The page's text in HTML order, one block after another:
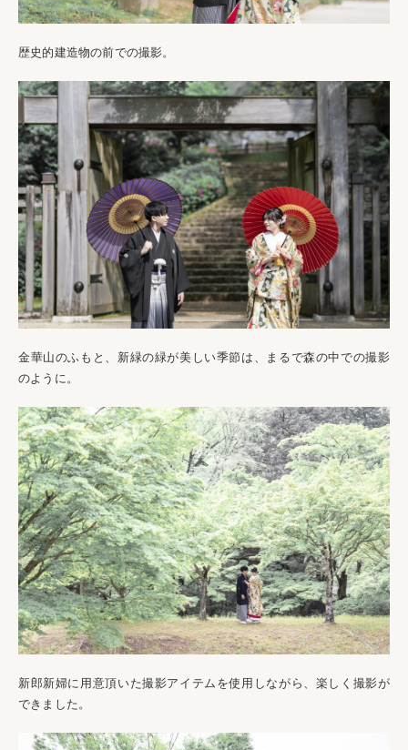
歴史的建造物の前での撮影。
金華山のふもと、新緑の緑が美しい季節は、まるで森の中での撮影
のように。
新郎新婦に用意頂いた撮影アイテムを使用しながら、楽しく撮影が
できました。